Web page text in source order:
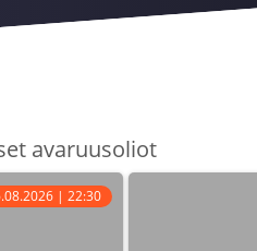
avaruusoliot
| 22:30